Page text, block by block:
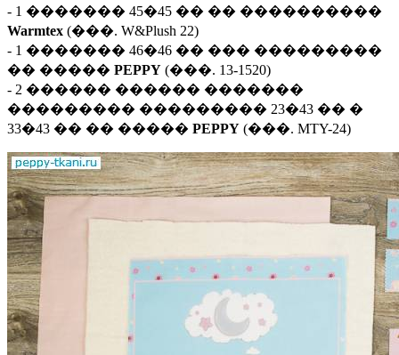
- 1 ������� 45�45 �� �� ����������
Warmtex (���. W&Plush 22)
- 1 ������� 46�46 �� ��� ���������
�� ����� PEPPY (���. 13-1520)
- 2 ������ ������ �������
��������� ��������� 23�43 �� �
33�43 �� �� ����� PEPPY (���. MTY-24)